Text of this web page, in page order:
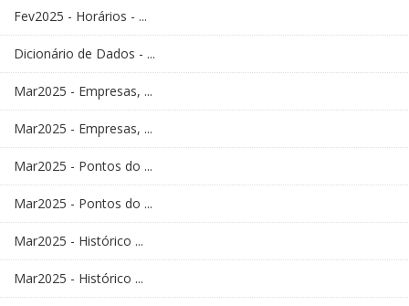
Fev2025 - Horários - ...
Dicionário de Dados - ...
Mar2025 - Empresas, ...
Mar2025 - Empresas, ...
Mar2025 - Pontos do ...
Mar2025 - Pontos do ...
Mar2025 - Histórico ...
Mar2025 - Histórico ...